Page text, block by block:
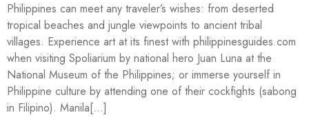
Philippines can meet any traveler’s wishes: from deserted
tropical beaches and jungle viewpoints to ancient tribal
villages. Experience art at its finest with philippinesguides.com
when visiting Spoliarium by national hero Juan Luna at the
National Museum of the Philippines; or immerse yourself in
Philippine culture by attending one of their cockfights (sabong
in Filipino). Manila[...]